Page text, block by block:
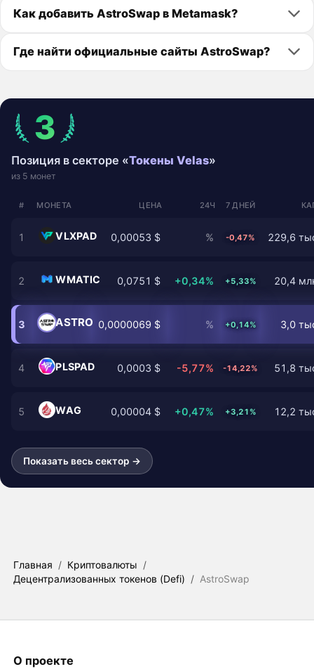
Как добавить AstroSwap в Metamask?
Где найти официальные сайты AstroSwap?
3
Позиция в секторе «Токены Velas»
из 5 монет
# МОНЕТА ЦЕНА 24Ч 7 ДНЕЙ
1 VLXPAD 0,00053 $ % -0,47% 229,6
2 WMATIC 0,0751 $ +0,34% +5,33% 20,4
3 ASTRO 0,0000069 $ % +0,14% 3,0
4 PLSPAD 0,0003 $ -5,77% -14,22% 51,8
5 WAG 0,00004 $ +0,47% +3,21% 12,2
Показать весь сектор →
Главная / Криптовалюты /
Децентрализованных токенов (Defi) / AstroSwap
О проекте